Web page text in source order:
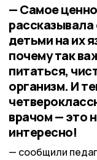
— Самое
детьми на их
почему так
питаться,
организм. И
врачом — это
интересно!
сообщили